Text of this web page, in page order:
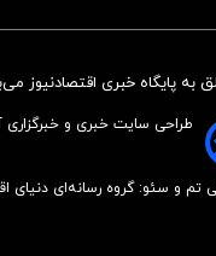
خبری اقتصادنیوز
طراحی سایت خبری و خبرگزاری
تم و سئو: گروه رسانه‌ای دنیای